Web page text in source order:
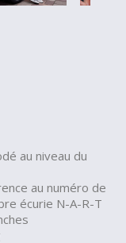
au niveau du
au numéro de
écurie N-A-R-T